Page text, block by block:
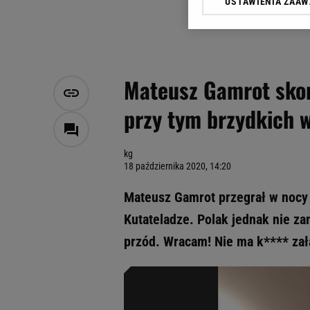
Mateusz Gamrot
przy tym brzydkich
kg
18 października 2020, 14:20
Mateusz Gamrot przegrał w
Kutateladze. Polak jednak nie
przód. Wracam! Nie ma k****
Klikając „Akceptuję”
Zaufanych Partnerów i
My, nasi Zaufani
Użycie dokładnych
Przechowywanie